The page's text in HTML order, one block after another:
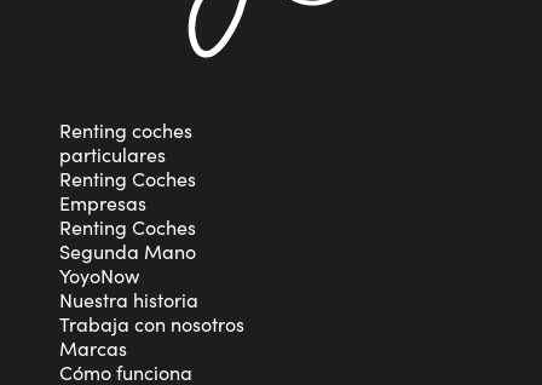
Renting coches
particulares
Renting Coches
Empresas
Renting Coches
Segunda Mano
YoyoNow
Nuestra historia
Trabaja con nosotros
Marcas
Cómo funciona